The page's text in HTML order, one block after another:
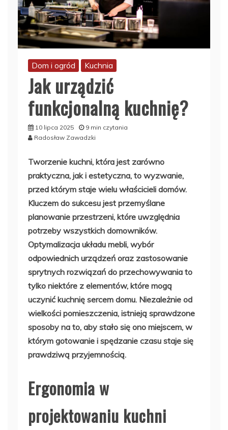
Dom i ogród Kuchnia
Jak urządzić
funkcjonalną kuchnię?
10 lipca 2025
9 min czytania
Radosław Zawadzki
Tworzenie kuchni, która jest zarówno
praktyczna, jak i estetyczna, to wyzwanie,
przed którym staje wielu właścicieli domów.
Kluczem do sukcesu jest przemyślane
planowanie przestrzeni, które uwzględnia
potrzeby wszystkich domowników.
Optymalizacja układu mebli, wybór
odpowiednich urządzeń oraz zastosowanie
sprytnych rozwiązań do przechowywania to
tylko niektóre z elementów, które mogą
uczynić kuchnię sercem domu. Niezależnie od
wielkości pomieszczenia, istnieją sprawdzone
sposoby na to, aby stało się ono miejscem, w
którym gotowanie i spędzanie czasu staje się
prawdziwą przyjemnością.
Ergonomia w
projektowaniu kuchni